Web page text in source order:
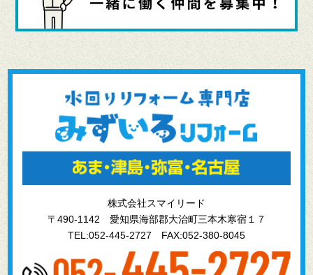
株式会社スマイリード
〒490-1142 愛知県海部郡大治町三本木寒宿１７
TEL:052-445-2727 FAX:052-380-8045